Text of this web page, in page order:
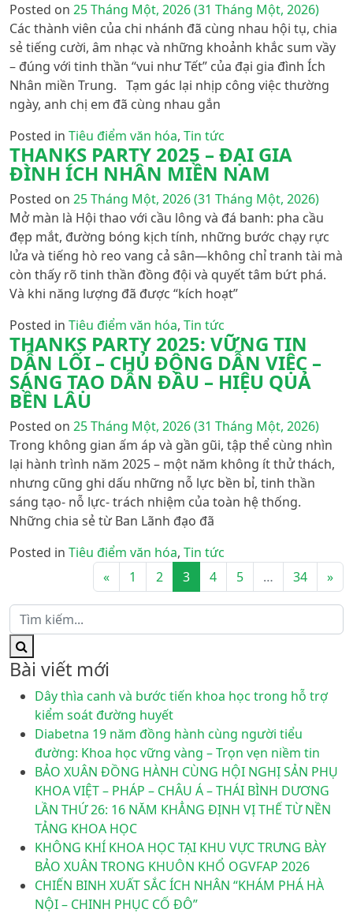
Posted on 25 Tháng Một, 2026(31 Tháng Một, 2026)
Các thành viên của chi nhánh đã cùng nhau hội tụ, chia
sẻ tiếng cười, âm nhạc và những khoảnh khắc sum vầy
– đúng với tinh thần “vui như Tết” của đại gia đình Ích
Nhân miền Trung. Tạm gác lại nhịp công việc thường
ngày, anh chị em đã cùng nhau gắn
Posted in Tiêu điểm văn hóa, Tin tức
THANKS PARTY 2025 – ĐẠI GIA
ĐÌNH ÍCH NHÂN MIỀN NAM
Posted on 25 Tháng Một, 2026(31 Tháng Một, 2026)
Mở màn là Hội thao với cầu lông và đá banh: pha cầu
đẹp mắt, đường bóng kịch tính, những bước chạy rực
lửa và tiếng hò reo vang cả sân—không chỉ tranh tài mà
còn thấy rõ tinh thần đồng đội và quyết tâm bứt phá.
Và khi năng lượng đã được “kích hoạt”
Posted in Tiêu điểm văn hóa, Tin tức
THANKS PARTY 2025: VỮNG TIN
DẪN LỐI – CHỦ ĐỘNG DẪN VIỆC –
SÁNG TẠO DẪN ĐẦU – HIỆU QUẢ
BỀN LÂU
Posted on 25 Tháng Một, 2026(31 Tháng Một, 2026)
Trong không gian ấm áp và gần gũi, tập thể cùng nhìn
lại hành trình năm 2025 – một năm không ít thử thách,
nhưng cũng ghi dấu những nỗ lực bền bỉ, tinh thần
sáng tạo- nỗ lực- trách nhiệm của toàn hệ thống.
Những chia sẻ từ Ban Lãnh đạo đã
Posted in Tiêu điểm văn hóa, Tin tức
Posts navigation
« 1 2 3 4 5 … 34 »
Bài viết mới
Dây thìa canh và bước tiến khoa học trong hỗ trợ
kiểm soát đường huyết
Diabetna 19 năm đồng hành cùng người tiểu
đường: Khoa học vững vàng – Trọn vẹn niềm tin
BẢO XUÂN ĐỒNG HÀNH CÙNG HỘI NGHỊ SẢN PHỤ
KHOA VIỆT – PHÁP – CHÂU Á – THÁI BÌNH DƯƠNG
LẦN THỨ 26: 16 NĂM KHẲNG ĐỊNH VỊ THẾ TỪ NỀN
TẢNG KHOA HỌC
KHÔNG KHÍ KHOA HỌC TẠI KHU VỰC TRƯNG BÀY
BẢO XUÂN TRONG KHUÔN KHỔ OGVFAP 2026
CHIẾN BINH XUẤT SẮC ÍCH NHÂN “KHÁM PHÁ HÀ
NỘI – CHINH PHỤC CỐ ĐÔ”